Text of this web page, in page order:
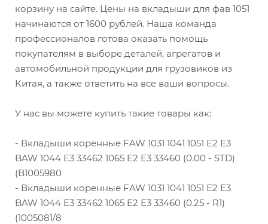
корзину на сайте. Цены на вкладыши для фав 1051
начинаются от 1600 рублей. Наша команда
профессионалов готова оказать помощь
покупателям в выборе деталей, агрегатов и
автомобильной продукции для грузовиков из
Китая, а также ответить на все ваши вопросы.
У нас вы можете купить такие товары как:
- Вкладыши коренные FAW 1031 1041 1051 Е2 Е3
BAW 1044 E3 33462 1065 E2 E3 33460 (0.00 - STD)
(B1005980
- Вкладыши коренные FAW 1031 1041 1051 Е2 Е3
BAW 1044 E3 33462 1065 E2 E3 33460 (0.25 - R1)
(1005081/8